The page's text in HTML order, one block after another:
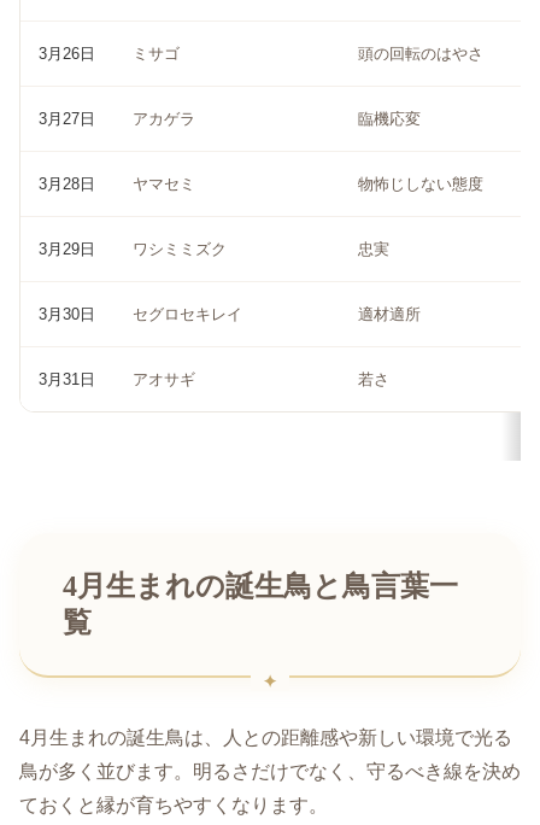
3月26日 ミサゴ 頭の回転のはやさ
3月27日 アカゲラ 臨機応変
3月28日 ヤマセミ 物怖じしない態度
3月29日 ワシミミズク 忠実
3月30日 セグロセキレイ 適材適所
3月31日 アオサギ 若さ
4月生まれの誕生鳥と鳥言葉一
覧
4月生まれの誕生鳥は、人との距離感や新しい環境で光る
鳥が多く並びます。明るさだけでなく、守るべき線を決め
ておくと縁が育ちやすくなります。